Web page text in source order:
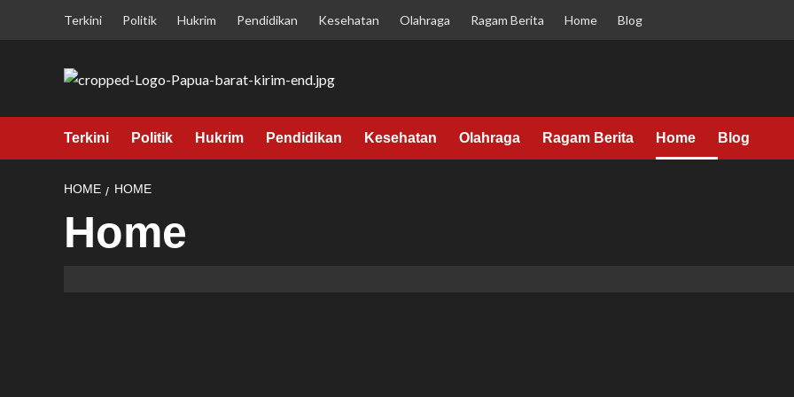
Terkini Politik Hukrim Pendidikan Kesehatan Olahraga Ragam Berita Home Blog
Terkini Politik Hukrim Pendidikan Kesehatan Olahraga Ragam Berita Home Blog
HOME HOME
Home